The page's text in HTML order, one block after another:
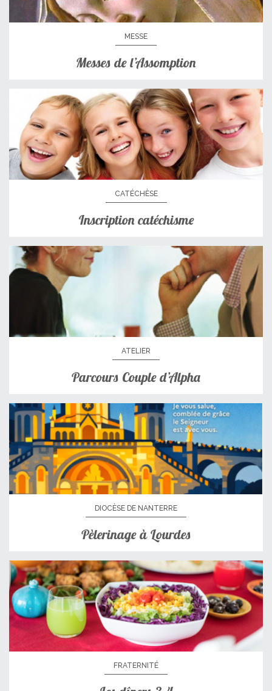
MESSE
Messes de l’Assomption
CATÉCHÈSE
Inscription catéchisme
ATELIER
Parcours Couple d’Alpha
DIOCÈSE DE NANTERRE
Pèlerinage à Lourdes
FRATERNITÉ